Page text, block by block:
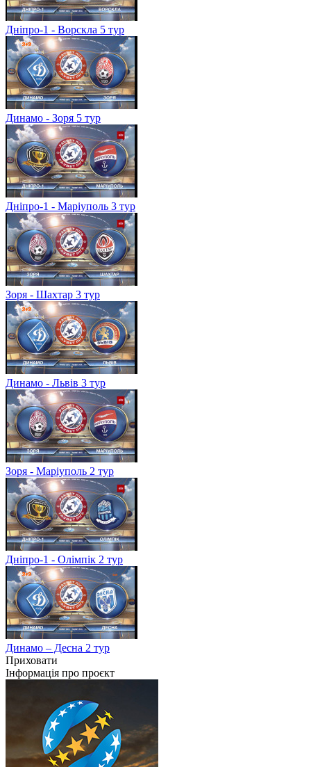
Дніпро-1 - Ворскла 5 тур
Динамо - Зоря 5 тур
Дніпро-1 - Маріуполь 3 тур
Зоря - Шахтар 3 тур
Динамо - Львів 3 тур
Зоря - Маріуполь 2 тур
Дніпро-1 - Олімпік 2 тур
Динамо – Десна 2 тур
Приховати
Інформація про проєкт